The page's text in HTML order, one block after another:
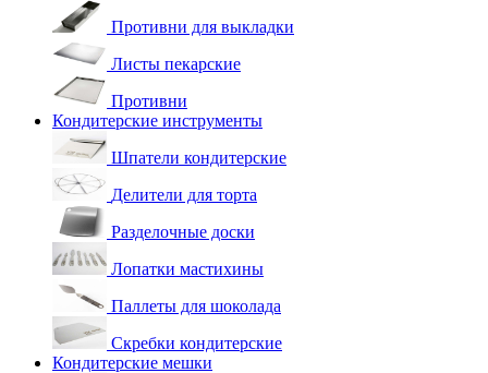
Противни для выкладки
Листы пекарские
Противни
Кондитерские инструменты
Шпатели кондитерские
Делители для торта
Разделочные доски
Лопатки мастихины
Паллеты для шоколада
Скребки кондитерские
Кондитерские мешки